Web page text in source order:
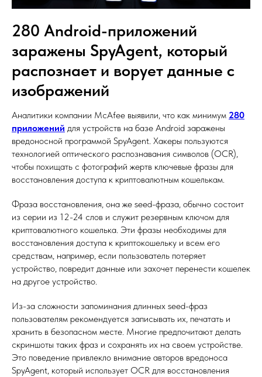
280 Android-приложений
заражены SpyAgent, который
распознает и ворует данные с
изображений
Аналитики компании McAfee выявили, что как минимум 280
приложений для устройств на базе Android заражены
вредоносной программой SpyAgent. Хакеры пользуются
технологией оптического распознавания символов (OCR),
чтобы похищать с фотографий жертв ключевые фразы для
восстановления доступа к криптовалютным кошелькам.
Фраза восстановления, она же seed-фраза, обычно состоит
из серии из 12-24 слов и служит резервным ключом для
криптовалютного кошелька. Эти фразы необходимы для
восстановления доступа к криптокошельку и всем его
средствам, например, если пользователь потеряет
устройство, повредит данные или захочет перенести кошелек
на другое устройство.
Из-за сложности запоминания длинных seed-фраз
пользователям рекомендуется записывать их, печатать и
хранить в безопасном месте. Многие предпочитают делать
скриншоты таких фраз и сохранять их на своем устройстве.
Это поведение привлекло внимание авторов вредоноса
SpyAgent, который использует OCR для восстановления